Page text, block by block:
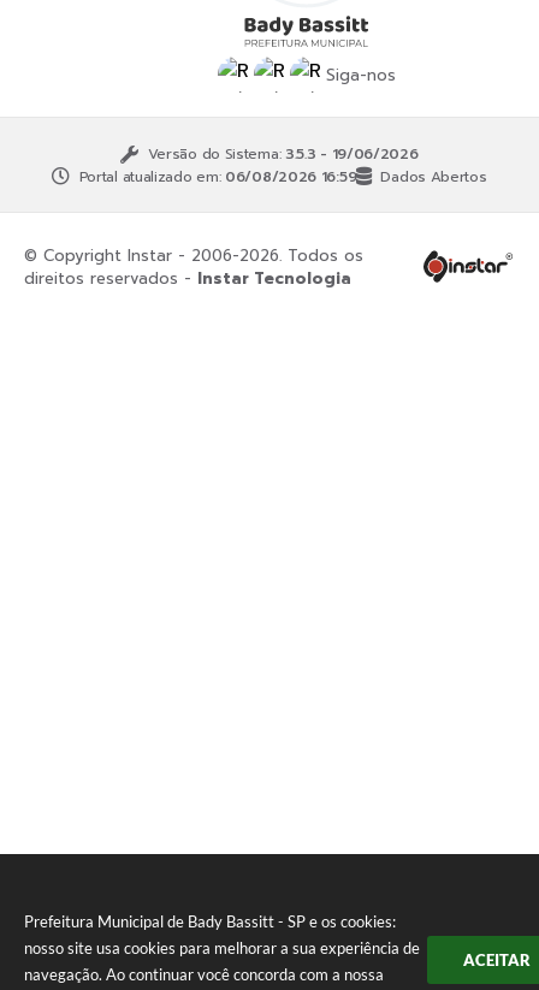
Prefeitura Municipal de Bady Bassitt - SP e os cookies:
nosso site usa cookies para melhorar a sua experiência de
navegação. Ao continuar você concorda com a nossa
ACEITAR
Siga-nos
Versão do Sistema: 3.5.3 - 19/06/2026
Portal atualizado em: 06/08/2026 16:59 Dados Abertos
© Copyright Instar - 2006-2026. Todos os
direitos reservados - Instar Tecnologia